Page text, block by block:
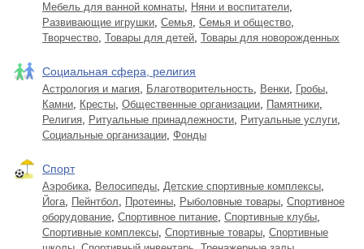
Мебель для ванной комнаты, Няни и воспитатели,
Развивающие игрушки, Семья, Семья и общество,
Творчество, Товары для детей, Товары для новорожденных
Социальная сфера, религия
Астрология и магия, Благотворительность, Венки, Гробы,
Камни, Кресты, Общественные организации, Памятники,
Религия, Ритуальные принадлежности, Ритуальные услуги,
Социальные организации, Фонды
Спорт
Аэробика, Велосипеды, Детские спортивные комплексы,
Йога, Пейнтбол, Протеины, Рыболовные товары, Спортивное
оборудование, Спортивное питание, Спортивные клубы,
Спортивные комплексы, Спортивные товары, Спортивные